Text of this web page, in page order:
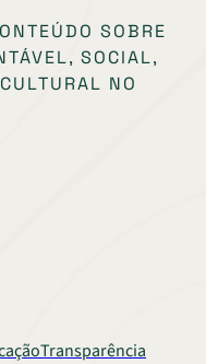
SOBRE
SOCIAL,
NO
Transparência